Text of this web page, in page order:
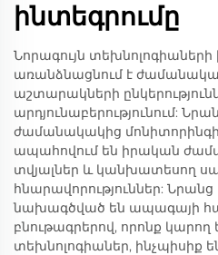
ինտեգրումը
Նորագույն տեխնոլոգիաների
առանձնացնում է
աշտարակների
արդյունաբերությունում:
ժամանակակից
ապահովում են իրական
տվյալներ և կանխատեսող
հնարավորություններ:
նախագծված են ապագայի
բնութագրերով, որոնք կարող
տեխնոլոգիաներ, ինչպիսիք